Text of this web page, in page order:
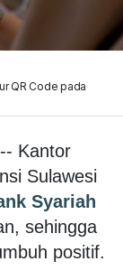
QR Code pada
Kantor
Sulawesi
Syariah
sehingga
positif.